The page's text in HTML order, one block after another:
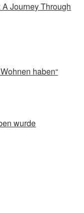
Journey Through
haben“
wurde